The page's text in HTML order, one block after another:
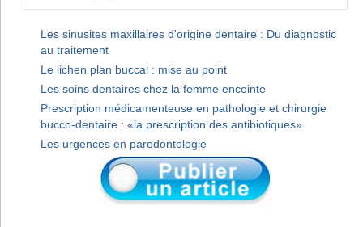
Les sinusites maxillaires d'origine dentaire : Du diagnostic
au traitement
Le lichen plan buccal : mise au point
Les soins dentaires chez la femme enceinte
Prescription médicamenteuse en pathologie et chirurgie
bucco-dentaire : «la prescription des antibiotiques»
Les urgences en parodontologie